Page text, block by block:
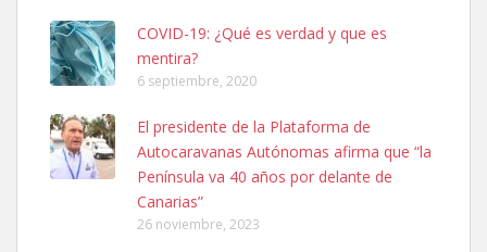
Ninfa perdida
El día 5 se los perdió una ninfa papillera, asustada tiene miedo a la
calle, se perdió por la zon...
Leales.org » Gran Canaria
6.7.2025
COVID-19: ¿Qué es verdad y que es
mentira?
6 septiembre, 2020
El presidente de la Plataforma de
Autocaravanas Autónomas afirma que “la
Península va 40 años por delante de
Canarias”
26 noviembre, 2023